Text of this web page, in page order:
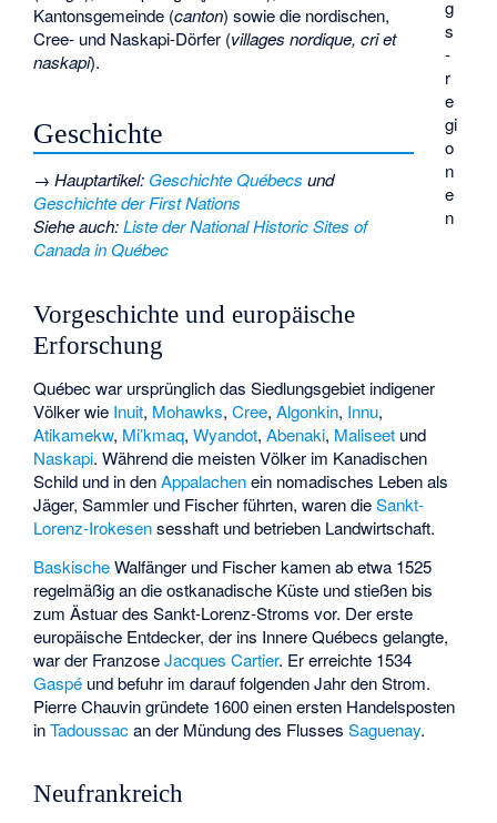
g
s
­
r
e
gi
o
n
e
n
Kantonsgemeinde (canton) sowie die nordischen,
Cree- und Naskapi-Dörfer (villages nordique, cri et
naskapi).
Geschichte
→Hauptartikel: Geschichte Québecs und
Geschichte der First Nations
Siehe auch:Liste der National Historic Sites of
Canada in Québec
Vorgeschichte und europäische
Erforschung
Québec war ursprünglich das Siedlungsgebiet indigener
Völker wie Inuit, Mohawks,Cree,Algonkin, Innu,
Atikamekw, Mi’kmaq,Wyandot,Abenaki, Maliseet und
Naskapi. Während die meisten Völker im Kanadischen
Schild und in denAppalachenein nomadisches Leben als
Jäger, Sammler und Fischer führten, waren dieSankt-
Lorenz-Irokesensesshaft und betrieben Landwirtschaft.
BaskischeWalfänger und Fischer kamen ab etwa 1525
regelmäßig an die ostkanadische Küste und stießen bis
zum Ästuar des Sankt-Lorenz-Stroms vor. Der erste
europäische Entdecker, der ins Innere Québecs gelangte,
war der FranzoseJacques Cartier. Er erreichte 1534
Gaspé und befuhr im darauf folgenden Jahr den Strom.
Pierre Chauvingründete 1600 einen ersten Handelsposten
inTadoussacan der Mündung des FlussesSaguenay.
Neufrankreich